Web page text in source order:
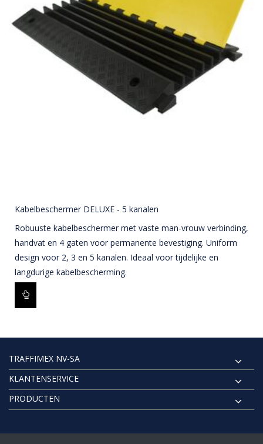
Kabelbeschermer DELUXE - 5 kanalen
Robuuste kabelbeschermer met vaste man-vrouw verbinding,
handvat en 4 gaten voor permanente bevestiging. Uniform
design voor 2, 3 en 5 kanalen. Ideaal voor tijdelijke en
langdurige kabelbescherming.
TRAFFIMEX NV-SA
KLANTENSERVICE
PRODUCTEN